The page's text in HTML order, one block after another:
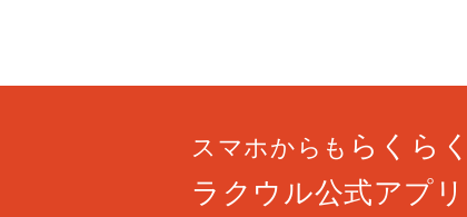
スマホからも らくら
ラクウル公式アプリ